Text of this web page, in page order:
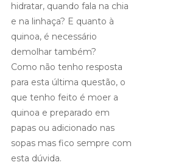
hidratar, quando fala na chia
e na linhaça? E quanto à
quinoa, é necessário
demolhar também?
Como não tenho resposta
para esta última questão, o
que tenho feito é moer a
quinoa e preparado em
papas ou adicionado nas
sopas mas fico sempre com
esta dúvida.